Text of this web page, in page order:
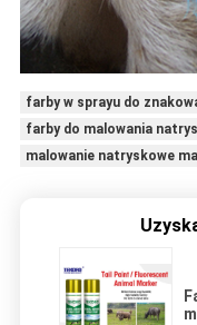
farby w sprayu do
farby do malowania
malowanie natryskowe